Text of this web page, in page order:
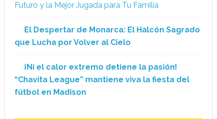
Futuro y la Mejor Jugada para Tu Familia
El Despertar de Monarca: El Halcón Sagrado
que Lucha por Volver al Cielo
¡Ni el calor extremo detiene la pasión!
“Chavita League” mantiene viva la fiesta del
fútbol en Madison